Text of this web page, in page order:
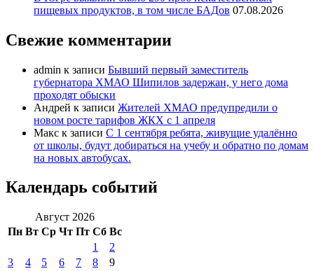
пищевых продуктов, в том числе БАДов 07.08.2026
Свежие комментарии
admin к записи Бывший первый заместитель
губернатора ХМАО Шипилов задержан, у него дома
проходят обыски
Андрей к записи Жителей ХМАО предупредили о
новом росте тарифов ЖКХ с 1 апреля
Макс к записи С 1 сентября ребята, живущие удалённо
от школы, будут добираться на учебу и обратно по домам
на новых автобусах.
Календарь событий
Август 2026
Пн Вт Ср Чт Пт Сб Вс
1
2
3
4 5 6 7 8
9